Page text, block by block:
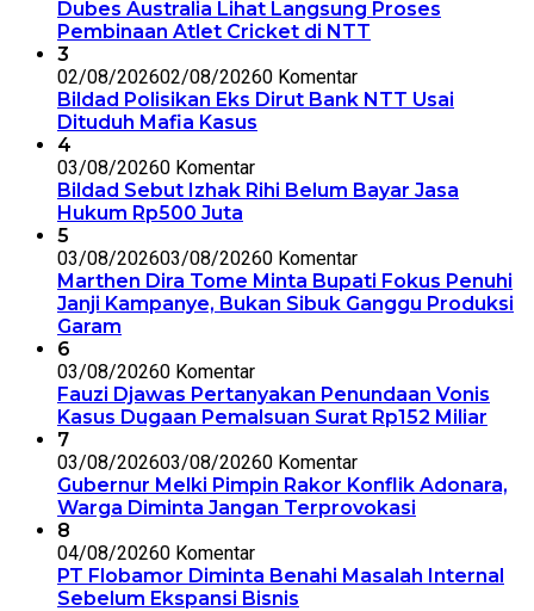
Dubes Australia Lihat Langsung Proses
Pembinaan Atlet Cricket di NTT
3
02/08/202602/08/20260 Komentar
Bildad Polisikan Eks Dirut Bank NTT Usai
Dituduh Mafia Kasus
4
03/08/20260 Komentar
Bildad Sebut Izhak Rihi Belum Bayar Jasa
Hukum Rp500 Juta
5
03/08/202603/08/20260 Komentar
Marthen Dira Tome Minta Bupati Fokus Penuhi
Janji Kampanye, Bukan Sibuk Ganggu Produksi
Garam
6
03/08/20260 Komentar
Fauzi Djawas Pertanyakan Penundaan Vonis
Kasus Dugaan Pemalsuan Surat Rp152 Miliar
7
03/08/202603/08/20260 Komentar
Gubernur Melki Pimpin Rakor Konflik Adonara,
Warga Diminta Jangan Terprovokasi
8
04/08/20260 Komentar
PT Flobamor Diminta Benahi Masalah Internal
Sebelum Ekspansi Bisnis